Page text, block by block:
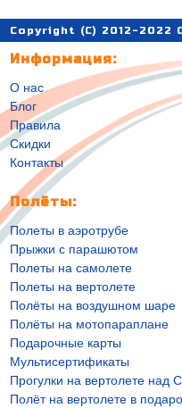
Copyright (C) 2012-
Информация:
О нас
Блог
Правила
Скидки
Контакты
Полёты:
Полеты в аэротрубе
Прыжки с парашютом
Полеты на самолете
Полеты на вертолете
Полёты на воздушном шаре
Полёты на мотопараплане
Подарочные карты
Мультисертификаты
Прогулки на вертолете над
Полёт на вертолете в